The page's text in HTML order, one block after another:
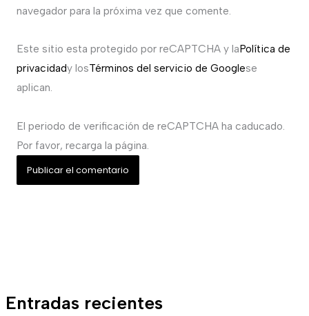
Entradas recientes
navegador para la próxima vez que comente.
Este sitio esta protegido por reCAPTCHA y laPolítica de
privacidady losTérminos del servicio de Googlese
aplican.
El periodo de verificación de reCAPTCHA ha caducado.
Por favor, recarga la página.